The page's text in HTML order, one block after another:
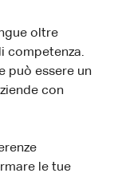
oltre
competenza.
può essere un
con
le tue